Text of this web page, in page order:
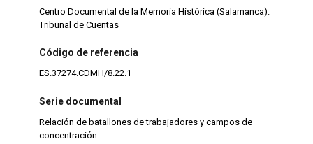
Centro Documental de la Memoria Histórica (Salamanca).
Tribunal de Cuentas
Código de referencia
ES.37274.CDMH/8.22.1
Serie documental
Relación de batallones de trabajadores y campos de
concentración